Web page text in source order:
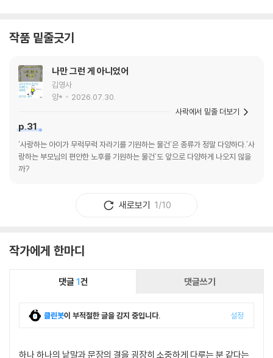
작품 밑줄긋기
나만 그런 게 아니었어
김영사
양*
2026.07.30.
p.31
'사랑하는 아이가 무럭무럭 자라기를 기원하는 물건'은 종류가 정말 다양하다.'사
랑하는 부모님의 편안한 노후를 기원하는 물건'도 앞으로 다양하게 나오지 않을
까?
사락에서 밑줄 더보기
새로보기 1/10
작가에게 한마디
댓글1건 댓글쓰기
클린봇이 부적절한 글을 감지 중입니다. 설정
하나 하나의 낱말과 문장의 결을 굉장히 소중하게 다루는 분 같다는